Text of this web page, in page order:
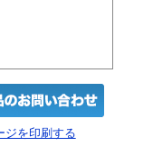
を印刷する